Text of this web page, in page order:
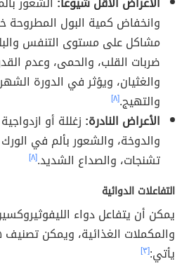
وانخفاض كمية البول المطروحة
مشاكل على مستوى التنفس
ضربات القلب، والحمى، وعدم
والغثيان، ويؤثر في الدورة
والتهيج.[٨]
الأعراض النادرة: زغللة أو
والدوخة، والشعور بألم في
تشنجات، والصداع الشديد.[٨]
التفاعلات الدوائية
يمكن أن يتفاعل دواء
والمكملات الغذائية، ويمكن تصنيف
يأتي:[٣]